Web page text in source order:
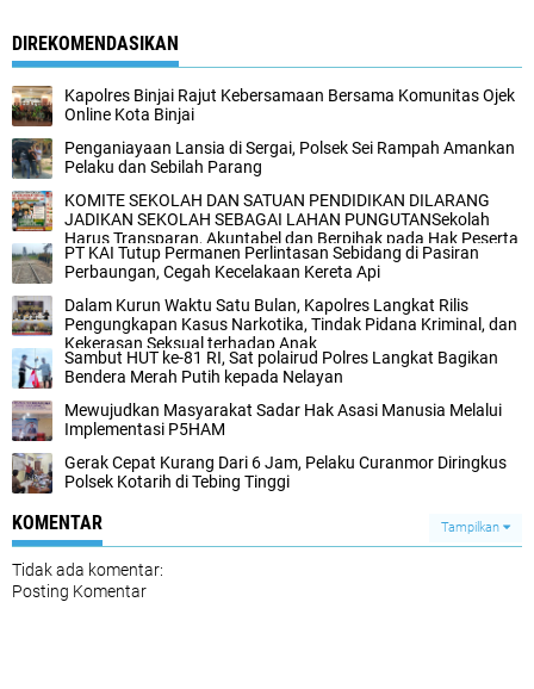
DIREKOMENDASIKAN
Kapolres Binjai Rajut Kebersamaan Bersama Komunitas Ojek
Online Kota Binjai
Penganiayaan Lansia di Sergai, Polsek Sei Rampah Amankan
Pelaku dan Sebilah Parang‎‎
KOMITE SEKOLAH DAN SATUAN PENDIDIKAN DILARANG
JADIKAN SEKOLAH SEBAGAI LAHAN PUNGUTANSekolah
Harus Transparan, Akuntabel dan Berpihak pada Hak Peserta
Didik
PT KAI Tutup Permanen Perlintasan Sebidang di Pasiran
Perbaungan, Cegah Kecelakaan Kereta Api
Dalam Kurun Waktu Satu Bulan, Kapolres Langkat Rilis
Pengungkapan Kasus Narkotika, Tindak Pidana Kriminal, dan
Kekerasan Seksual terhadap Anak
Sambut HUT ke-81 RI, Sat polairud Polres Langkat Bagikan
Bendera Merah Putih kepada Nelayan
Mewujudkan Masyarakat Sadar Hak Asasi Manusia Melalui
Implementasi P5HAM
Gerak Cepat Kurang Dari 6 Jam, Pelaku Curanmor Diringkus
Polsek Kotarih di Tebing Tinggi
KOMENTAR Tampilkan
Tidak ada komentar:
Posting Komentar